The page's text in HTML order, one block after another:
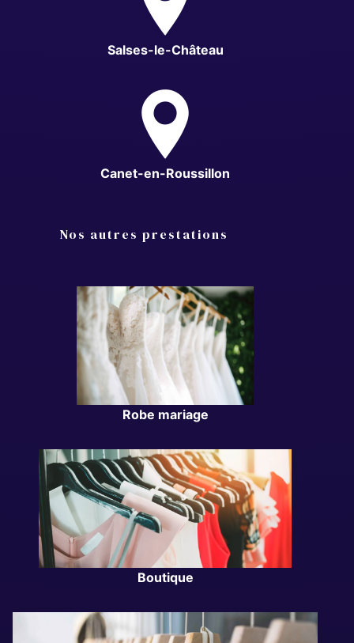
Salses-le-Château
Canet-en-Roussillon
Nos autres prestations
Robe mariage
Boutique